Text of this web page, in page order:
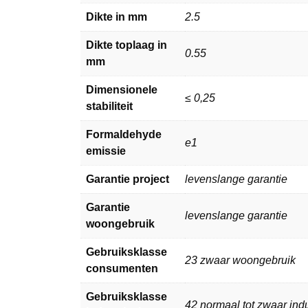
Dikte in mm 2.5
Dikte toplaag in
mm
0.55
Dimensionele
stabiliteit
≤ 0,25
Formaldehyde
emissie
e1
Garantie project levenslange garantie
Garantie
woongebruik
levenslange garantie
Gebruiksklasse
consumenten
23 zwaar woongebruik
Gebruiksklasse
42 normaal tot zwaar